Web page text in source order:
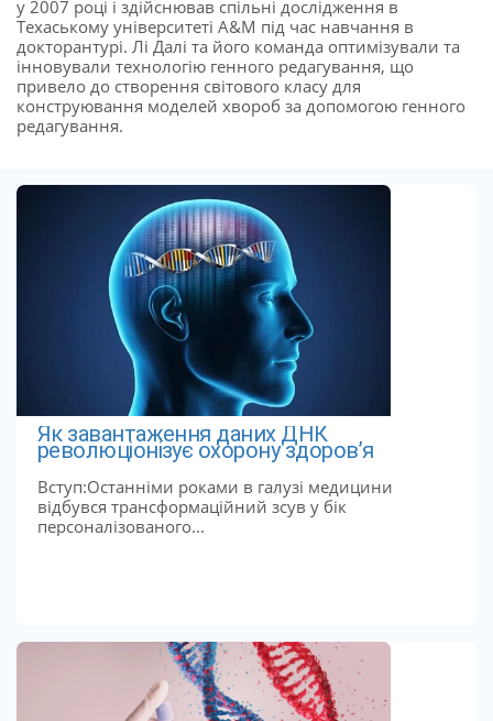
у 2007 році і здійснював спільні дослідження в
Техаському університеті A&M під час навчання в
докторантурі. Лі Далі та його команда оптимізували та
інновували технологію генного редагування, що
привело до створення світового класу для
конструювання моделей хвороб за допомогою генного
редагування.
Як завантаження даних ДНК
революціонізує охорону здоров’я
Вступ:Останніми роками в галузі медицини
відбувся трансформаційний зсув у бік
персоналізованого...